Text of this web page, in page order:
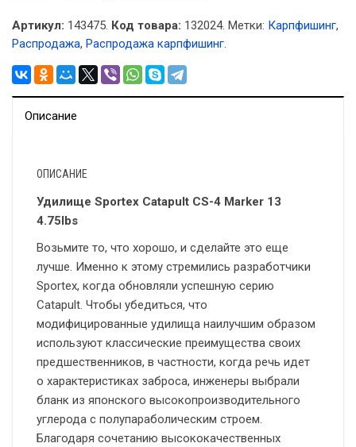
Артикул: 143475. Код товара: 132024. Метки: Карпфишинг,
Распродажа, Распродажа карпфишинг.
Описание
ОПИСАНИЕ
Удилище Sportex Catapult CS-4 Marker 13
4.75lbs
Возьмите то, что хорошо, и сделайте это еще
лучше. Именно к этому стремились разработчики
Sportex, когда обновляли успешную серию
Catapult. Чтобы убедиться, что
модифицированные удилища наилучшим образом
используют классические преимущества своих
предшественников, в частности, когда речь идет
о характеристиках заброса, инженеры выбрали
бланк из японского высокопроизводительного
углерода с полупараболическим строем.
Благодаря сочетанию высококачественных